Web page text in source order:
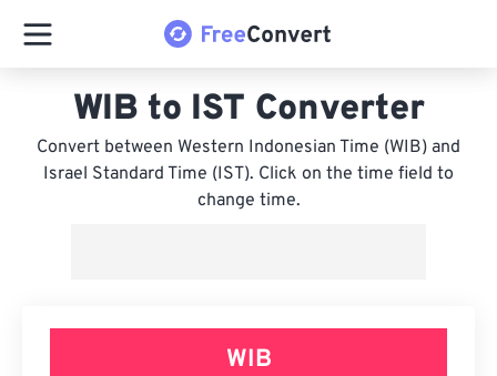
WIB to IST Converter
Convert between Western Indonesian Time (WIB) and
Israel Standard Time (IST). Click on the time field to
change time.
WIB